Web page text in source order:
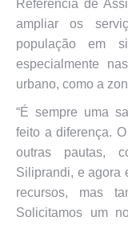
Referência de
ampliar os
população em
especialmente
urbano, como a
“É sempre uma
feito a diferença.
outras pautas,
Siliprandi, e agora
recursos, mas
Solicitamos um